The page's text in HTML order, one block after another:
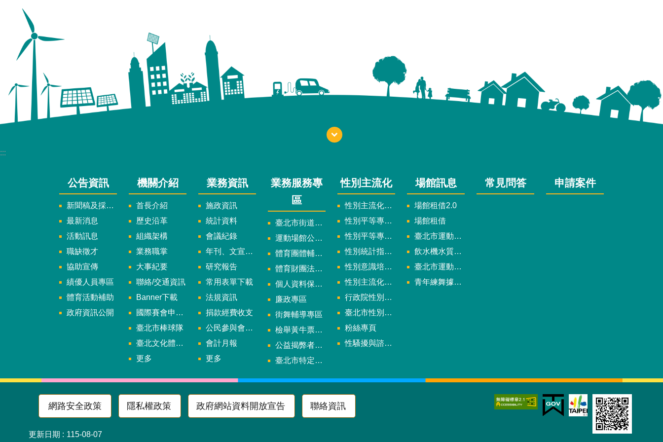
:::
公告資訊
新聞稿及採訪通知
最新消息
活動訊息
職缺徵才
協助宣傳
績優人員專區
體育活動補助
政府資訊公開
機關介紹
首長介紹
歷史沿革
組織架構
業務職掌
大事紀要
聯絡/交通資訊
Banner下載
國際賽會申辦暨籌辦小組
臺北市棒球隊
臺北文化體育園區
更多
業務資訊
施政資訊
統計資料
會議紀錄
年刊、文宣及出版品
研究報告
常用表單下載
法規資訊
捐款經費收支
公民參與會議資訊
會計月報
更多
業務服務專
區
臺北市街道遊戲申請專區
運動場館公司設立輔導專區
體育團體輔導訪視
體育財團法人/公益信託專區
個人資料保護專區
廉政專區
街舞輔導專區
檢舉黃牛票專區
公益揭弊者保護法專區
臺北市特定族群體適能指導證照參考名單申請認可計畫
性別主流化
性別主流化實施計畫暨細部計畫
性別平等專案小組委員名單
性別平等專案小組會議紀錄
性別統計指標及項目
性別意識培力、統計分析案、影響評估案
性別主流化年度成果報告
行政院性別平等會
臺北市性別平等辦公室
粉絲專頁
性騷擾與諮詢專區
場館訊息
場館租借2.0
場館租借
臺北市運動中心
飲水機水質檢驗報告
臺北市運動中心預約系統
青年練舞據點地圖
常見問答 申請案件
網路安全政策 隱私權政策 政府網站資料開放宣告 聯絡資訊
更新日期 115-08-07